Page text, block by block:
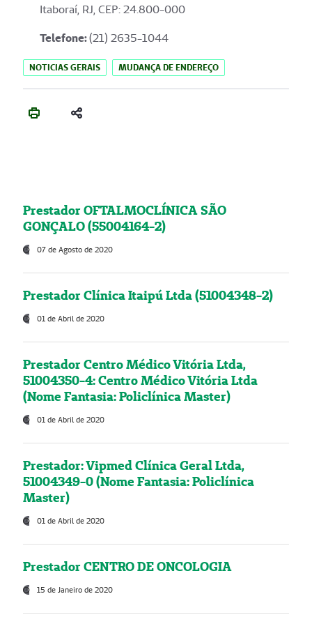
Itaboraí, RJ, CEP: 24.800-000
Telefone:(21) 2635-1044
NOTICIAS GERAIS MUDANÇA DE ENDEREÇO
Prestador OFTALMOCLÍNICA SÃO
GONÇALO (55004164-2)
07 de Agosto de 2020
Prestador Clínica Itaipú Ltda (51004348-2)
01 de Abril de 2020
Prestador Centro Médico Vitória Ltda,
51004350-4: Centro Médico Vitória Ltda
(Nome Fantasia: Policlínica Master)
01 de Abril de 2020
Prestador: Vipmed Clínica Geral Ltda,
51004349-0 (Nome Fantasia: Policlínica
Master)
01 de Abril de 2020
Prestador CENTRO DE ONCOLOGIA
15 de Janeiro de 2020